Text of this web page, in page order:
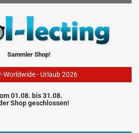
Sammler Shop!
Worldwide - Urlaub 2026
01.08. bis 31.08.
Shop geschlossen!